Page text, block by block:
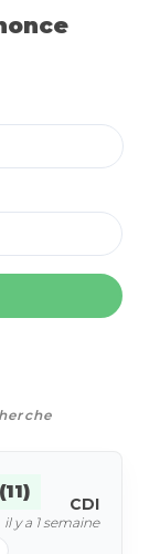
CDI
il y a 1 semaine